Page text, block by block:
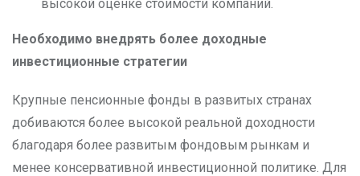
высокой оценке стоимости компаний.
Необходимо внедрять более доходные
инвестиционные стратегии
Крупные пенсионные фонды в развитых странах
добиваются более высокой реальной доходности
благодаря более развитым фондовым рынкам и
менее консервативной инвестиционной политике. Для